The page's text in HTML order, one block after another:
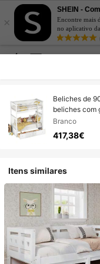
×
SHEIN -
Encontre mais
no aplicativo
Beliches de
beliches com
Branco
417,38€
Itens similares